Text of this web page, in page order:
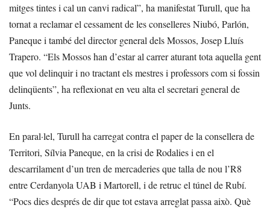
mitges tintes i cal un canvi radical”, ha manifestat Turull, que ha
tornat a reclamar el cessament de les conselleres Niubó, Parlón,
Paneque i també del director general dels Mossos, Josep Lluís
Trapero. “Els Mossos han d’estar al carrer aturant tota aquella gent
que vol delinquir i no tractant els mestres i professors com si fossin
delinqüents”, ha reflexionat en veu alta el secretari general de
Junts.
En paral·lel, Turull ha carregat contra el paper de la consellera de
Territori, Sílvia Paneque, en la crisi de Rodalies i en el
descarrilament d’un tren de mercaderies que talla de nou l’R8
entre Cerdanyola UAB i Martorell, i de retruc el túnel de Rubí.
“Pocs dies després de dir que tot estava arreglat passa això. Què